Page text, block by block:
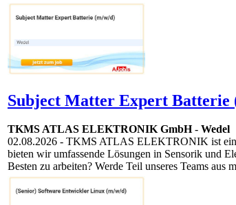
Subject Matter Expert Batterie
TKMS ATLAS ELEKTRONIK GmbH- Wedel
02.08.2026 - TKMS ATLAS ELEKTRONIK ist ein
bieten wir umfassende Lösungen in Sensorik und
Besten zu arbeiten? Werde Teil unseres Teams aus